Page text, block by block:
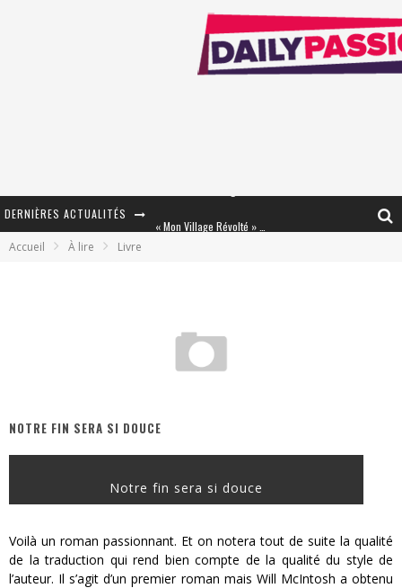
DERNIÈRES ACTUALITÉS
« Damn Them All » - Un duo de Choc !
Yoshi and the mysterious book
« WOLF-MAN / Integrale Tomes 1 et 2 » - Cruelle Vengeance !
Accueil À lire Livre
NOTRE FIN SERA SI DOUCE
Notre fin sera si douce
Voilà un roman passionnant. Et on notera tout de suite la qualité
de la traduction qui rend bien compte de la qualité du style de
l’auteur. Il s’agit d’un premier roman mais Will McIntosh a obtenu